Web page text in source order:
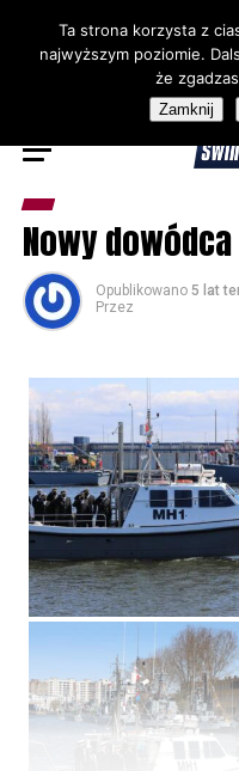
Nowy dowódca
Opublikowano 5 lat
Przez
Ta strona korzysta z
najwyższym poziomie.
że
Zamknij